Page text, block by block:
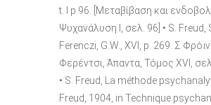
t. I p.96. [Μεταβίβαση και
Ψυχανάλυση Ι, σελ. 96] • S. Freud,
Ferenczi, G.W., XVI, p. 269. Σ
Φερέντσι, Άπαντα, Τόμος ΧVI,
• S. Freud, La méthode
Freud, 1904, in Technique